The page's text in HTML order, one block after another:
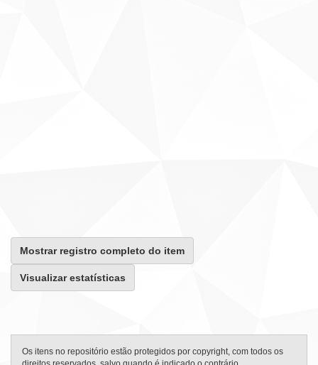
Mostrar registro completo do item
Visualizar estatísticas
Os itens no repositório estão protegidos por copyright, com todos os